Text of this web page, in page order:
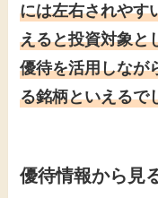
には左右されやす
えると投資対象と
優待を活用しなが
る銘柄といえるで
優待情報から見